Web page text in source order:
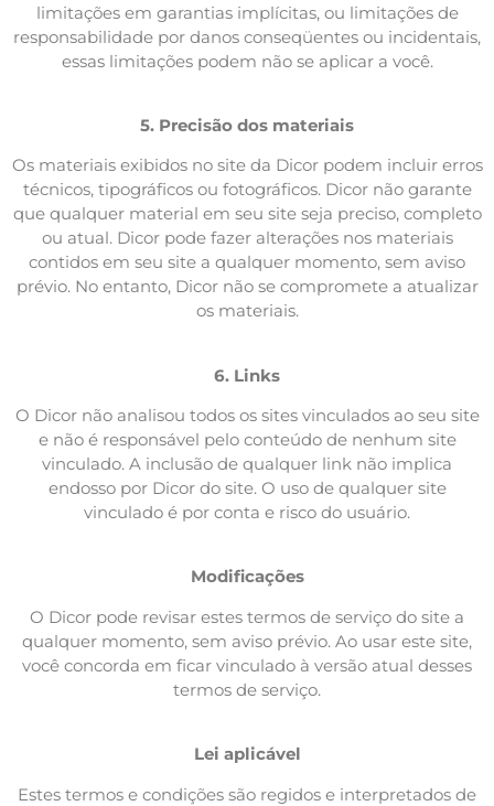
limitações em garantias implícitas, ou limitações de
responsabilidade por danos conseqüentes ou incidentais,
essas limitações podem não se aplicar a você.
5. Precisão dos materiais
Os materiais exibidos no site da Dicor podem incluir erros
técnicos, tipográficos ou fotográficos. Dicor não garante
que qualquer material em seu site seja preciso, completo
ou atual. Dicor pode fazer alterações nos materiais
contidos em seu site a qualquer momento, sem aviso
prévio. No entanto, Dicor não se compromete a atualizar
os materiais.
6. Links
O Dicor não analisou todos os sites vinculados ao seu site
e não é responsável pelo conteúdo de nenhum site
vinculado. A inclusão de qualquer link não implica
endosso por Dicor do site. O uso de qualquer site
vinculado é por conta e risco do usuário.
Modificações
O Dicor pode revisar estes termos de serviço do site a
qualquer momento, sem aviso prévio. Ao usar este site,
você concorda em ficar vinculado à versão atual desses
termos de serviço.
Lei aplicável
Estes termos e condições são regidos e interpretados de